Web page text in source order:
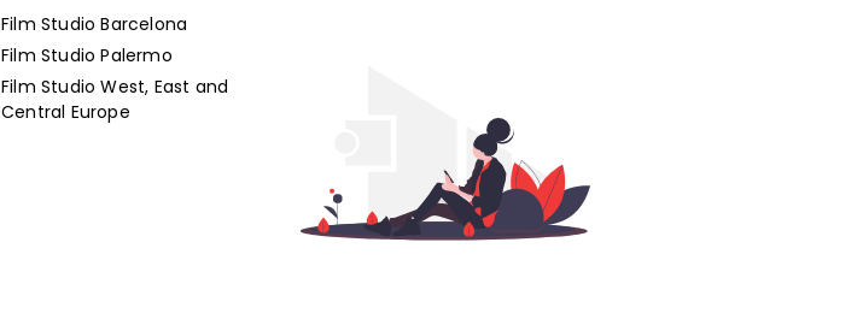
Film Studio Barcelona
Film Studio Palermo
Film Studio West, East and
Central Europe